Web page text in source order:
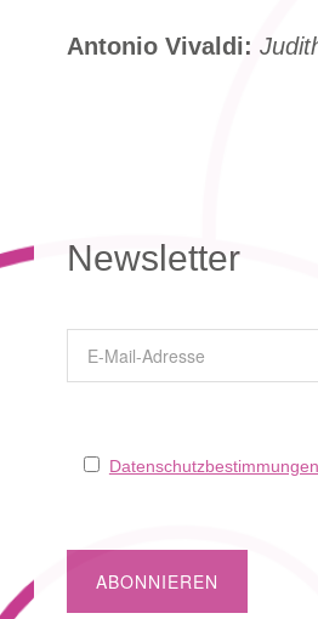
Antonio Vivaldi:
Newsletter
Datenschutzbestimmungen